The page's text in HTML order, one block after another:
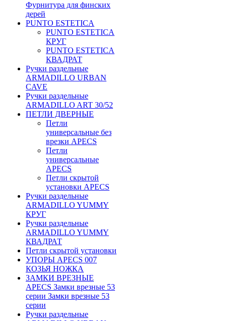
Фурнитура для финских
дерей
PUNTO ESTETICA
PUNTO ESTETICA
КРУГ
PUNTO ESTETICA
КВАДРАТ
Ручки раздельные
ARMADILLO URBAN
CAVE
Ручки раздельные
ARMADILLO ART 30/52
ПЕТЛИ ДВЕРНЫЕ
Петли
универсальные без
врезки APECS
Петли
универсальные
APECS
Петли скрытой
установки APECS
Ручки раздельные
ARMADILLO YUMMY
КРУГ
Ручки раздельные
ARMADILLO YUMMY
КВАДРАТ
Петли скрытой установки
УПОРЫ APECS 007
КОЗЬЯ НОЖКА
ЗАМКИ ВРЕЗНЫЕ
APECS Замки врезные 53
серии Замки врезные 53
серии
Ручки раздельные